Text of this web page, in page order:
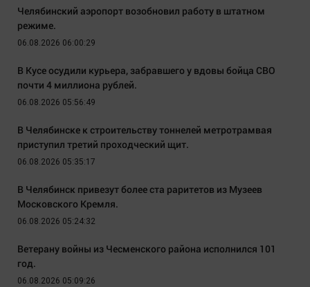
Челябинский аэропорт возобновил работу в штатном
режиме.
06.08.2026 06:00:29
В Кусе осудили курьера, забравшего у вдовы бойца СВО
почти 4 миллиона рублей.
06.08.2026 05:56:49
В Челябинске к строительству тоннелей метротрамвая
приступил третий проходческий щит.
06.08.2026 05:35:17
В Челябинск привезут более ста раритетов из Музеев
Московского Кремля.
06.08.2026 05:24:32
Ветерану войны из Чесменского района исполнился 101
год.
06.08.2026 05:09:26